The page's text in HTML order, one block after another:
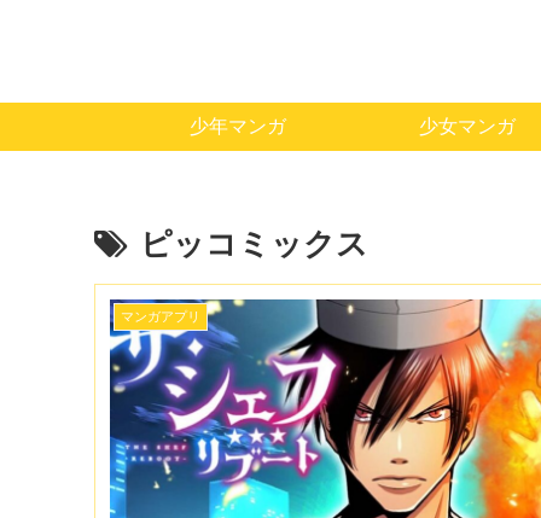
少年マンガ 少女マンガ
ピッコミックス
マンガアプリ